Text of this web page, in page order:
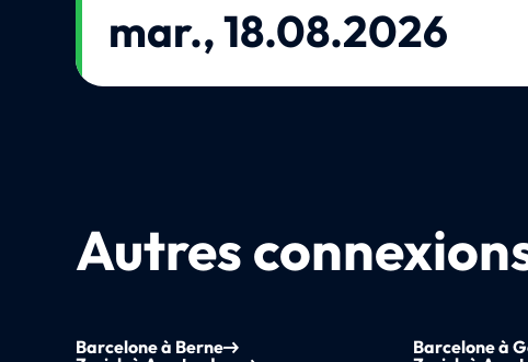
mar., 18.08.2026
Autres
Barcelone à Berne Barcelone à